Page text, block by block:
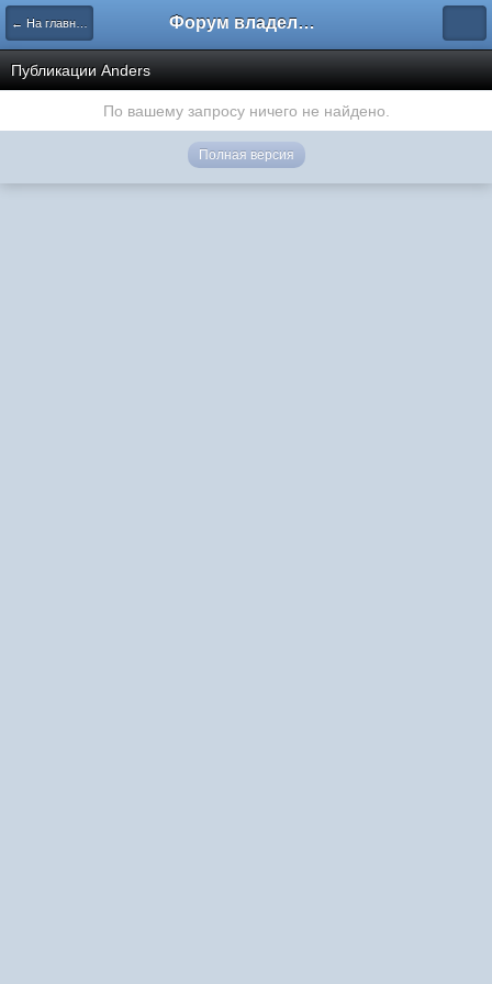
← На главную Форум владельцев интернет-магазинов
Публикации Anders
По вашему запросу ничего не найдено.
Полная версия